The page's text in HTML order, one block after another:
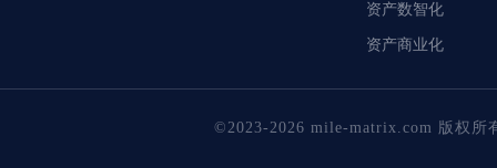
资产数智化
资产商业化
©2023-2026 mile-matrix.com 版权所